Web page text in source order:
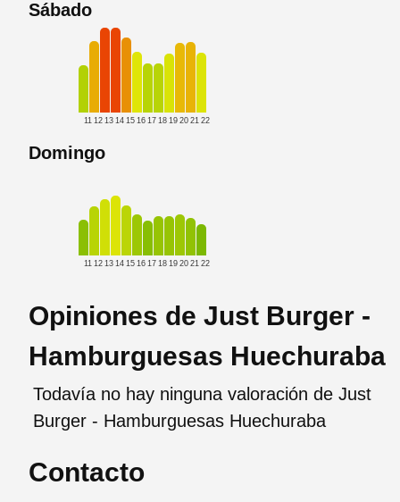
Sábado
11 12 13 14 15 16 17 18 19 20 21 22
Domingo
11 12 13 14 15 16 17 18 19 20 21 22
Opiniones de Just Burger -
Hamburguesas Huechuraba
Todavía no hay ninguna valoración de Just
Burger - Hamburguesas Huechuraba
Contacto